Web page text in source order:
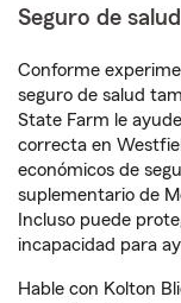
Seguro de salud
Conforme
seguro de salud
State Farm le
correcta en
económicos de
suplementario de
Incluso puede
incapacidad para
Hable con Kolton